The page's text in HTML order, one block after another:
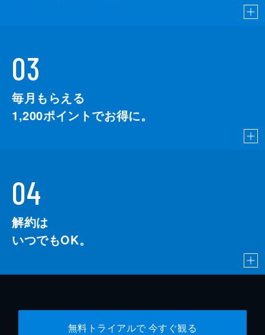
03
毎月もらえる
1,200ポイントでお得に。
04
解約は
いつでもOK。
無料トライアルで 今すぐ観る